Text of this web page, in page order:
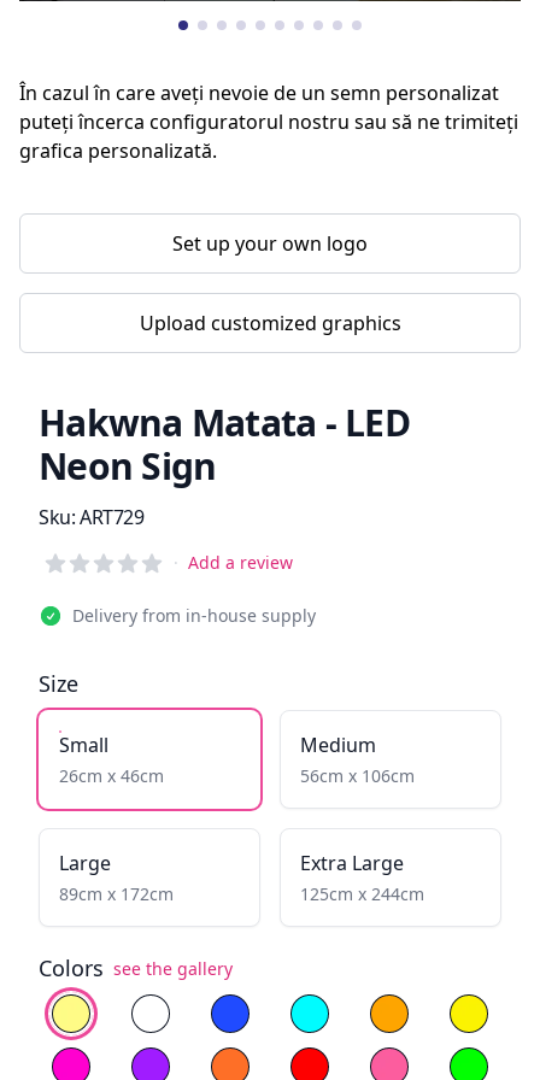
În cazul în care aveți nevoie de un semn personalizat
puteți încerca configuratorul nostru sau să ne trimiteți
grafica personalizată.
Set up your own logo
Upload customized graphics
Hakwna Matata - LED
Neon Sign
Product information
Sku:ART729
Reviews
· Add a review
Delivery from in-house supply
Size
Small
26cm x 46cm
Medium
56cm x 106cm
Large
89cm x 172cm
Extra Large
125cm x 244cm
Colors see the gallery
Select color
Warm WhiteCold WhiteBlue Fiery YellowYellow
Magenta
Purple Orange Red Light Pink Green